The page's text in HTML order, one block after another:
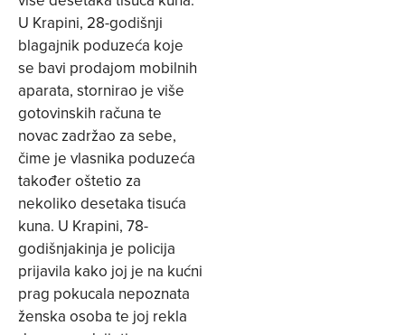
U Krapini, 28-godišnji
blagajnik poduzeća koje
se bavi prodajom mobilnih
aparata, stornirao je više
gotovinskih računa te
novac zadržao za sebe,
čime je vlasnika poduzeća
također oštetio za
nekoliko desetaka tisuća
kuna. U Krapini, 78-
godišnjakinja je policija
prijavila kako joj je na kućni
prag pokucala nepoznata
ženska osoba te joj rekla